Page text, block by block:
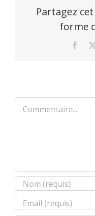
Partagez
forme
Commentaire